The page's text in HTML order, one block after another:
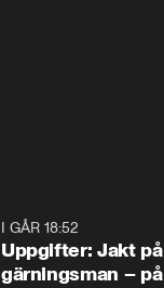
I GÅR 18:52
Uppgifter: Jakt på
gärningsman – på